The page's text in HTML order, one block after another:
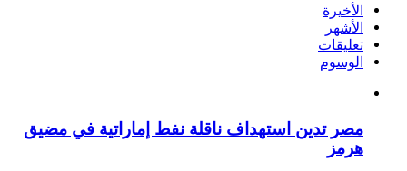
الأخيرة
الأشهر
تعليقات
الوسوم
مصر تدين استهداف ناقلة نفط إماراتية في مضيق
هرمز